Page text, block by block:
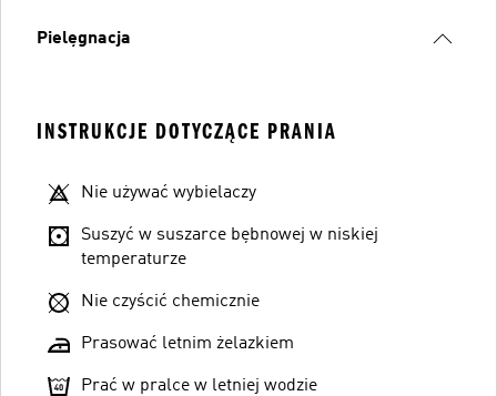
Pielęgnacja
INSTRUKCJE DOTYCZĄCE PRANIA
Nie używać wybielaczy
Suszyć w suszarce bębnowej w niskiej
temperaturze
Nie czyścić chemicznie
Prasować letnim żelazkiem
Prać w pralce w letniej wodzie